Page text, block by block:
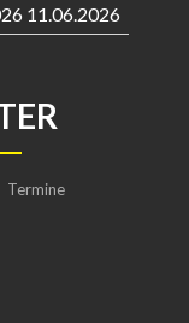
11.06.2026
Termine